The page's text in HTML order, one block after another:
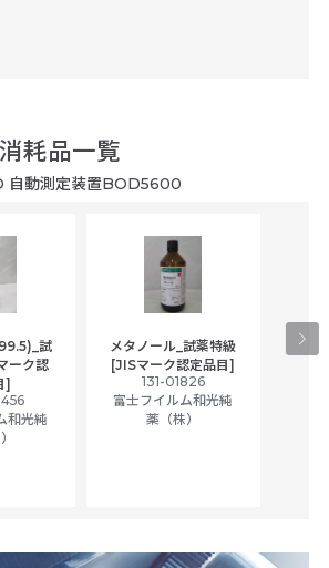
耗品一覧
自動測定装置BOD5600
試
ーク認
]
和光純
メタノール_試薬特級
[JISマーク認定品目]
131-01826
富士フイルム和光純
薬（株）
ア